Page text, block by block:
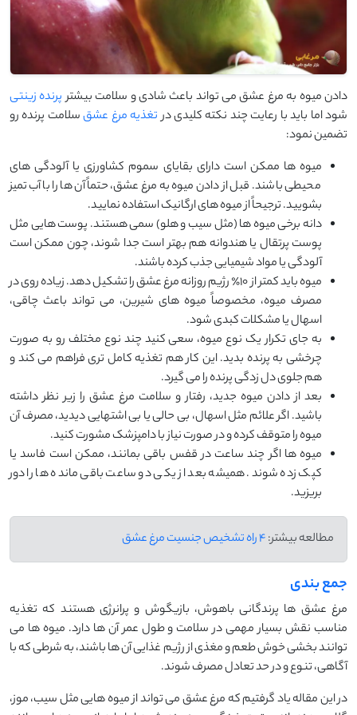
دادن میوه به مرغ عشق می تواند باعث شادی و سلامت بیشترپرنده‌ زینتی
شود اما باید با رعایت چند نکته کلیدی درتغذیه مرغ عشقسلامت پرنده رو
تضمین نمود:
میوه‌ ها ممکن است دارای بقایای سموم کشاورزی یا آلودگی ‌های
محیطی باشند. قبل از دادن میوه به مرغ عشق، حتماً آن ها را با آب تمیز
بشویید. ترجیحاً از میوه ‌های ارگانیک استفاده نمایید.
دانه‌ برخی میوه‌ ها (مثل سیب و هلو) سمی هستند. پوست ‌هایی مثل
پوست پرتقال یا هندوانه هم بهتر است جدا شوند، چون ممکن است
آلودگی یا مواد شیمیایی جذب کرده باشند.
میوه باید کمتر از ۱۰٪ رژیم روزانه مرغ عشق را تشکیل دهد. زیاده ‌روی در
مصرف میوه، مخصوصاً میوه ‌های شیرین، می تواند باعث چاقی،
اسهال یا مشکلات کبدی شود.
به جای تکرار یک نوع میوه، سعی کنید چند نوع مختلف رو به ‌صورت
چرخشی به پرنده بدید. این کار هم تغذیه کامل ‌تری فراهم می کند و
هم جلوی دل‌ زدگی پرنده را می گیرد.
بعد از دادن میوه‌ جدید، رفتار و سلامت مرغ عشق را زیر نظر داشته
باشید. اگر علائم مثل اسهال، بی ‌حالی یا بی ‌اشتهایی دیدید، مصرف آن
میوه را متوقف کرده و در صورت نیاز با دامپزشک مشورت کنید.
میوه‌ ها اگر چند ساعت در قفس باقی بمانند، ممکن است فاسد یا
کپک ‌زده شوند. همیشه بعد از یکی دو ساعت باقی ‌مانده ‌ها را دور
بریزید.
مطالعه بیشتر:4 راه تشخیص جنسیت مرغ عشق
جمع بندی
مرغ عشق ‌ها پرندگانی باهوش، بازیگوش و پرانرژی هستند که تغذیه
مناسب نقش بسیار مهمی در سلامت و طول عمر آن‌ ها دارد. میوه‌ ها می
‌توانند بخشی خوش‌ طعم و مغذی از رژیم غذایی آن ‌ها باشند، به شرطی که با
آگاهی، تنوع و در حد تعادل مصرف شوند.
در این مقاله یاد گرفتیم که مرغ عشق می‌ تواند از میوه‌ هایی مثل سیب، موز،